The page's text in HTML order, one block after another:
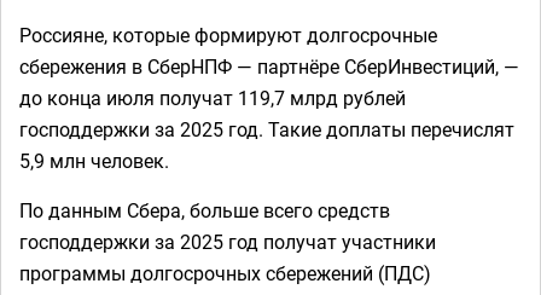
Россияне, которые формируют долгосрочные
сбережения в СберНПФ — партнёре СберИнвестиций, —
до конца июля получат 119,7 млрд рублей
господдержки за 2025 год. Такие доплаты перечислят
5,9 млн человек.
По данным Сбера, больше всего средств
господдержки за 2025 год получат участники
программы долгосрочных сбережений (ПДС)